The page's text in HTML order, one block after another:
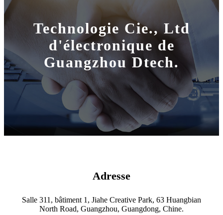
Technologie Cie., Ltd
d'électronique de
Guangzhou Dtech.
Adresse
Salle 311, bâtiment 1, Jiahe Creative Park, 63 Huangbian
North Road, Guangzhou, Guangdong, Chine.